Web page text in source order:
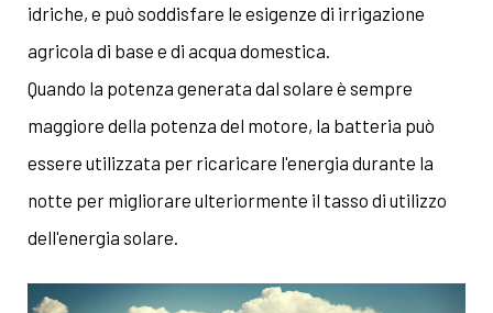
idriche, e può soddisfare le esigenze di irrigazione
agricola di base e di acqua domestica.
Quando la potenza generata dal solare è sempre
maggiore della potenza del motore, la batteria può
essere utilizzata per ricaricare l'energia durante la
notte per migliorare ulteriormente il tasso di utilizzo
dell'energia solare.